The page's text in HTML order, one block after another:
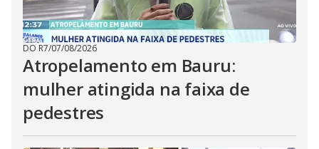
DO R7/07/08/2026
Atropelamento em Bauru:
mulher atingida na faixa de
pedestres